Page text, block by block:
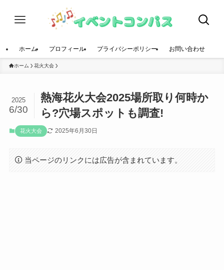
ホーム プロフィール プライバシーポリシー お問い合わせ
ホーム 花火大会
熱海花火大会2025場所取り何時か
ら?穴場スポットも調査!
2025
6/30
花火大会 2025年6月30日
当ページのリンクには広告が含まれています。